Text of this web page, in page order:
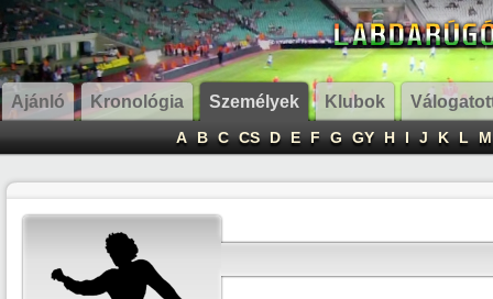
Ajánló Kronológia Személyek Klubok
A B C CS D E F G GY H I J K L M